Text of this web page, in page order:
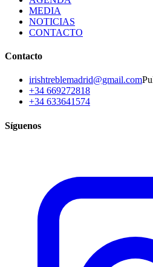
MEDIA
NOTICIAS
CONTACTO
Contacto
irishtreblemadrid@gmail.com
+34 669272818
+34 633641574
Síguenos